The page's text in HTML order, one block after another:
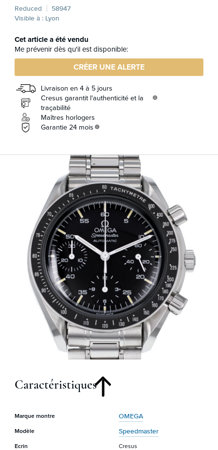
Reduced
58947
Visible à : Lyon
Cet article a été vendu
Me prévenir dès qu'il est disponible:
CRÉER UNE ALERTE
Livraison en 4 à 5 jours
Cresus garantit l'authenticité et la
traçabilité
info
Maîtres horlogers
Garantie 24 mois info
Caractéristiques
Marque montre OMEGA
Modèle Speedmaster
Ecrin Cresus